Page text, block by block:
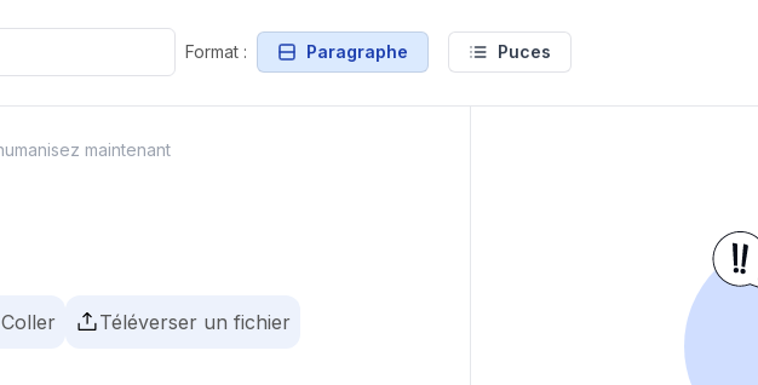
Format : Paragraphe Puces
Coller Téléverser un fichier